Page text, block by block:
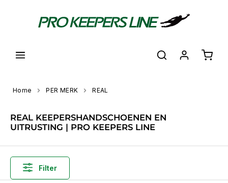
Home PER MERK REAL
REAL KEEPERSHANDSCHOENEN EN
UITRUSTING | PRO KEEPERS LINE
Filter